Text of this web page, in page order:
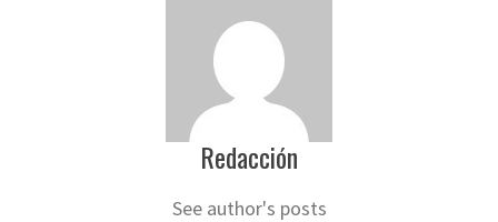
Redacción
See author's posts